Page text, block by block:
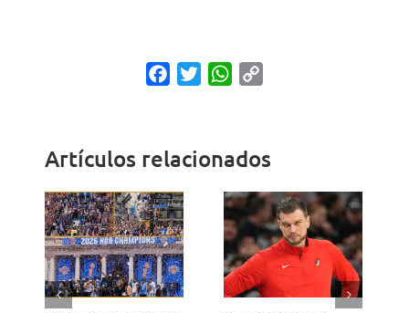
FacebookTwitterWhatsApp
Artículos relacionados